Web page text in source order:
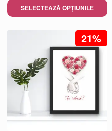
45,00 lei
până
la
100,00 lei
SELECTEAZĂ OPȚIUNILE
multe
variații.
pot
fi
21%